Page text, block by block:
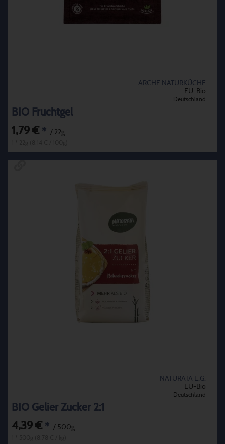
ARCHE NATURKÜCHE
EU-Bio
Deutschland
BIO Fruchtgel
1,79 € * / 22g
NATURATA E.G.
EU-Bio
Deutschland
BIO Gelier Zucker 2:1
4,39 € * / 500g